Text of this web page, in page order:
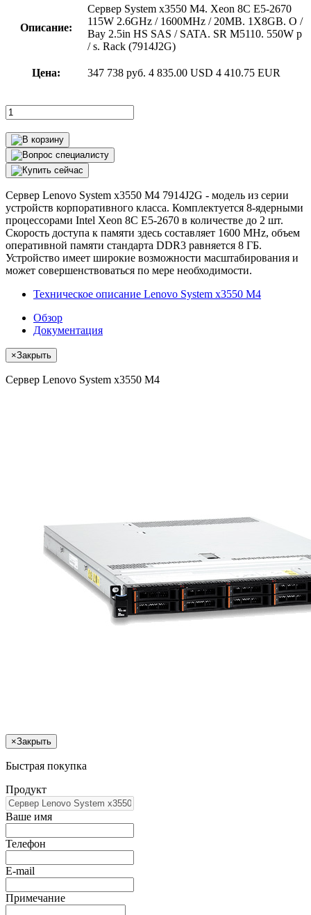
Описание:
Сервер System x3550 M4. Xeon 8C E5-2670
115W 2.6GHz / 1600MHz / 20MB. 1X8GB. O /
Bay 2.5in HS SAS / SATA. SR M5110. 550W p
/ s. Rack (7914J2G)
Цена: 347 738 руб. 4 835.00 USD 4 410.75 EUR
Сервер Lenovo System x3550 M4 7914J2G - модель из серии
устройств корпоративного класса. Комплектуется 8-ядерными
процессорами Intel Xeon 8C E5-2670 в количестве до 2 шт.
Скорость доступа к памяти здесь составляет 1600 MHz, объем
оперативной памяти стандарта DDR3 равняется 8 ГБ.
Устройство имеет широкие возможности масштабирования и
может совершенствоваться по мере необходимости.
Техническое описание Lenovo System x3550 M4
Обзор
Документация
×Закрыть
Сервер Lenovo System x3550 M4
×Закрыть
Быстрая покупка
Продукт
Ваше имя
Телефон
E-mail
Примечание